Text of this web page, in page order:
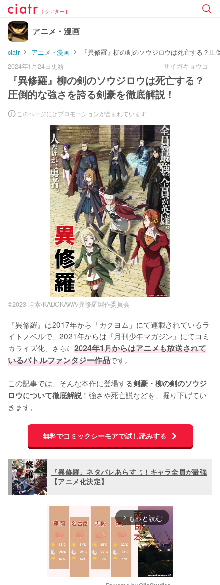
[ シアター ]
アニメ・漫画
ciatr アニメ・漫画
『異修羅』柳の剣のソウジロウは死亡する？
2024年1月24日更新
サイガキョウコ
『異修羅』柳の剣のソウジロウは死亡する？
圧倒的な強さを誇る剣豪を徹底解説！
このページにはプロモーションが含まれています
©2023 珪素/KADOKAWA/異修羅製作委員会
『異修羅』は2017年から「カクヨム」にて連載されているラ
イトノベルで、2021年からは『月刊少年マガジン』にてコミ
カライズ化、さらに2024年1月からはアニメも放送されて
いるバトルファンタジー作品です。
この記事では、そんな本作に登場する剣豪・柳の剣のソウジ
ロウについて徹底解説 ！強さや死亡説などを、掘り下げてい
きます。
無料でコミックシーモアで試し読みする
『異修羅』ネタバレあらすじ！キャラ全員が最強
【アニメ化決定】
arrow_forward_ios もっと読む